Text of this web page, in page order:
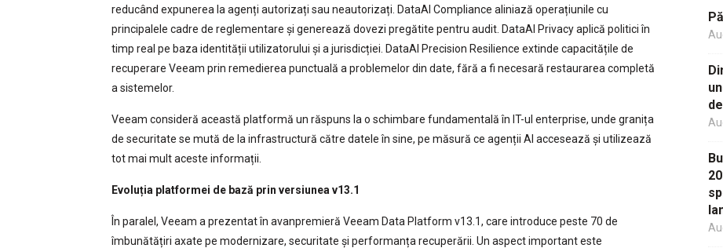
reducând expunerea la agenți autorizați sau neautorizați. DataAI Compliance aliniază operațiunile cu
principalele cadre de reglementare și generează dovezi pregătite pentru audit. DataAI Privacy aplică politici în
timp real pe baza identității utilizatorului și a jurisdicției. DataAI Precision Resilience extinde capacitățile de
recuperare Veeam prin remedierea punctuală a problemelor din date, fără a fi necesară restaurarea completă
a sistemelor.
Veeam consideră această platformă un răspuns la o schimbare fundamentală în IT-ul enterprise, unde granița
de securitate se mută de la infrastructură către datele în sine, pe măsură ce agenții AI accesează și utilizează
tot mai mult aceste informații.
Evoluția platformei de bază prin versiunea v13.1
În paralel, Veeam a prezentat în avanpremieră Veeam Data Platform v13.1, care introduce peste 70 de
îmbunătățiri axate pe modernizare, securitate și performanța recuperării. Un aspect important este